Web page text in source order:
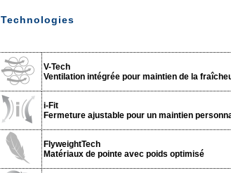
Technologies
V-Tech
Ventilation intégrée pour maintien de la
i-Fit
Fermeture ajustable pour un maintien
FlyweightTech
Matériaux de pointe avec poids optimisé